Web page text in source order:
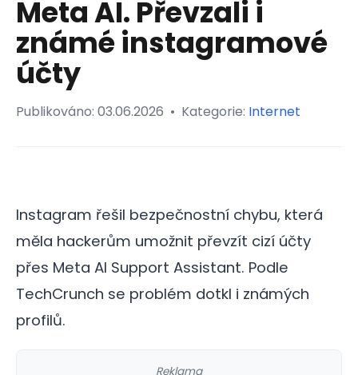
Meta AI. Převzali i
známé instagramové
účty
Publikováno: 03.06.2026 • Kategorie: Internet
Instagram řešil bezpečnostní chybu, která
měla hackerům umožnit převzít cizí účty
přes Meta AI Support Assistant. Podle
TechCrunch se problém dotkl i známých
profilů.
Reklama